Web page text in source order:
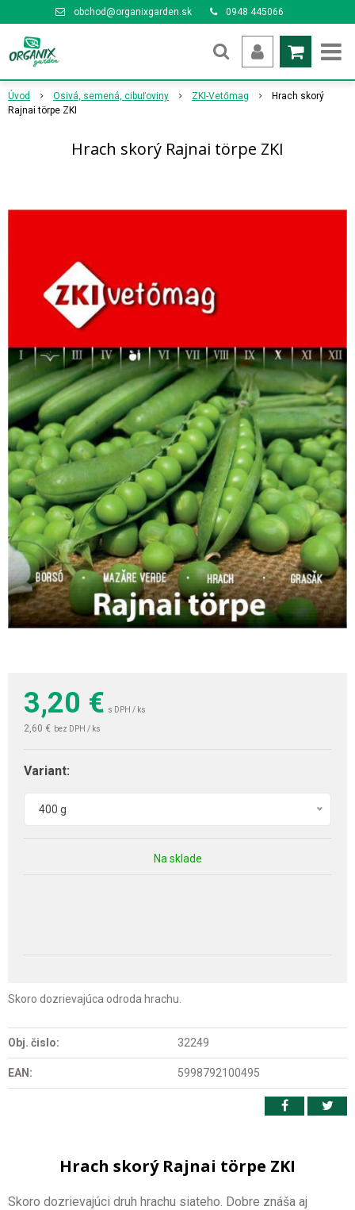
obchod@organixgarden.sk 0948 445066
Úvod Osivá, semená, cibuľoviny ZKI-Vetőmag
Hrach skorý
Rajnai törpe ZKI
Hrach skorý Rajnai törpe ZKI
3,20 € s DPH / ks
2,60 € bez DPH / ks
Variant:
400 g
Na sklade
Skoro dozrievajúca odroda hrachu.
Obj. čislo: 32249
EAN: 5998792100495
Hrach skorý Rajnai törpe ZKI
Skoro dozrievajúci druh hrachu siateho. Dobre znáša aj